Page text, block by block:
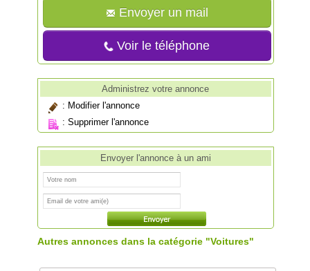
Envoyer un mail
Voir le téléphone
Administrez votre annonce
: Modifier l'annonce
:Supprimer l'annonce
Envoyer l'annonce à un ami
Autres annonces dans la catégorie "Voitures"